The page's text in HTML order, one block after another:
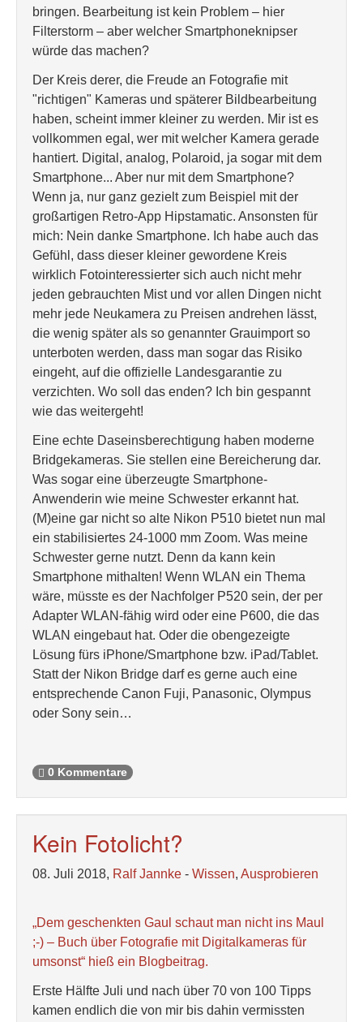
bringen. Bearbeitung ist kein Problem – hier
Filterstorm – aber welcher Smartphoneknipser
würde das machen?
Der Kreis derer, die Freude an Fotografie mit
"richtigen" Kameras und späterer Bildbearbeitung
haben, scheint immer kleiner zu werden. Mir ist es
vollkommen egal, wer mit welcher Kamera gerade
hantiert. Digital, analog, Polaroid, ja sogar mit dem
Smartphone... Aber nur mit dem Smartphone?
Wenn ja, nur ganz gezielt zum Beispiel mit der
großartigen Retro-App Hipstamatic. Ansonsten für
mich: Nein danke Smartphone. Ich habe auch das
Gefühl, dass dieser kleiner gewordene Kreis
wirklich Fotointeressierter sich auch nicht mehr
jeden gebrauchten Mist und vor allen Dingen nicht
mehr jede Neukamera zu Preisen andrehen lässt,
die wenig später als so genannter Grauimport so
unterboten werden, dass man sogar das Risiko
eingeht, auf die offizielle Landesgarantie zu
verzichten. Wo soll das enden? Ich bin gespannt
wie das weitergeht!
Eine echte Daseinsberechtigung haben moderne
Bridgekameras. Sie stellen eine Bereicherung dar.
Was sogar eine überzeugte Smartphone-
Anwenderin wie meine Schwester erkannt hat.
(M)eine gar nicht so alte Nikon P510 bietet nun mal
ein stabilisiertes 24-1000 mm Zoom. Was meine
Schwester gerne nutzt. Denn da kann kein
Smartphone mithalten! Wenn WLAN ein Thema
wäre, müsste es der Nachfolger P520 sein, der per
Adapter WLAN-fähig wird oder eine P600, die das
WLAN eingebaut hat. Oder die obengezeigte
Lösung fürs iPhone/Smartphone bzw. iPad/Tablet.
Statt der Nikon Bridge darf es gerne auch eine
entsprechende Canon Fuji, Panasonic, Olympus
oder Sony sein…
0 Kommentare
Kein Fotolicht?
08. Juli 2018, Ralf Jannke - Wissen, Ausprobieren
„Dem geschenkten Gaul schaut man nicht ins Maul
;-) – Buch über Fotografie mit Digitalkameras für
umsonst“ hieß ein Blogbeitrag.
Erste Hälfte Juli und nach über 70 von 100 Tipps
kamen endlich die von mir bis dahin vermissten